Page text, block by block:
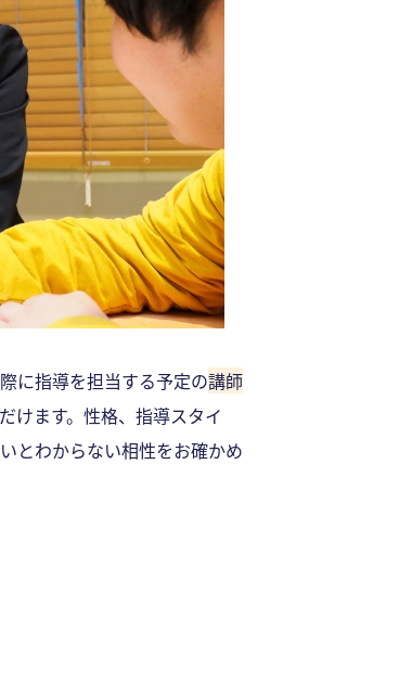
に指導を担当する予定の講師
けます。性格、指導スタイ
とわからない相性をお確かめ